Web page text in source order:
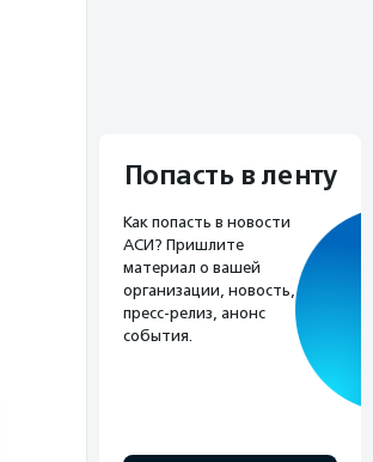
Попасть в ленту
Как попасть в новости
АСИ? Пришлите
материал о вашей
организации, новость,
пресс-релиз, анонс
события.